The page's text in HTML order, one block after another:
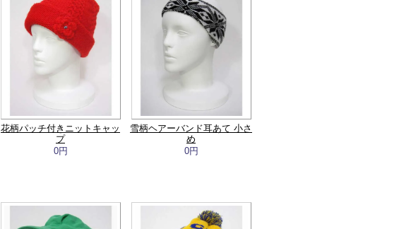
花柄パッチ付きニットキャッ
プ
0円
雪柄ヘアーバンド耳あて 小さ
め
0円